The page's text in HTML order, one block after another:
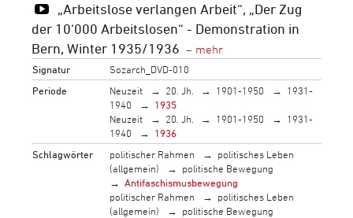
„Arbeitslose verlangen Arbeit“, „Der Zug
der 10‘000 Arbeitslosen“ - Demonstration in
Bern, Winter 1935/1936
Signatur
Sozarch_DVD-010
Periode
Neuzeit 20. Jh. 1901-1950
1931-
1940
1935
Neuzeit
20. Jh. 1901-1950
1931-
1940
1936
Schlagwörter
politischer Rahmen
politisches Leben
(allgemein)
politische Bewegung
Antifaschismusbewegung
politischer Rahmen
politisches Leben
(allgemein)
politische Bewegung